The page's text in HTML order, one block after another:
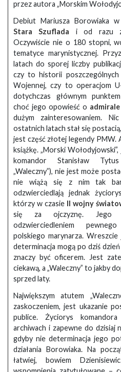
przez autora „Morskim
Debiut Mariusza Borowiaka
Stara Szuflada i od razu
Oczywiście nie o 180 stopni,
tematyce marynistycznej.
latach do sporej liczby
czy to historii
Wojennej, czy to operacjom
dotychczas głównym
choć jego opowieść o
dużym zainteresowaniem.
ostatnich latach stał się
jest część złotej legendy PMW.
książkę. „Morski
komandor Stanisław
„Waleczny”), nie jest może
nie wiążą się z nim tak
odzwierciedlają jednak
którzy w czasie II wojny
się za ojczyznę. Jego
odzwierciedleniem
polskiego marynarza.
determinacja mogą po dziś
znaczy być oficerem. Jest
ciekawą, a „Waleczny” to jakby
sprzed laty.
Największym atutem
zaskoczeniem, jest ukazanie
publice. Życiorys
archiwach i zapewne do dzisiaj
gdyby nie determinacja jego
działania Borowiaka. Na
łatwiej, bowiem